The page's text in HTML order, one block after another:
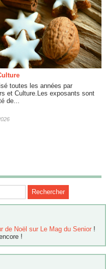
toutes les années par
et Culture.Les exposants sont
de...
de Noël sur Le Mag du Senior !
!